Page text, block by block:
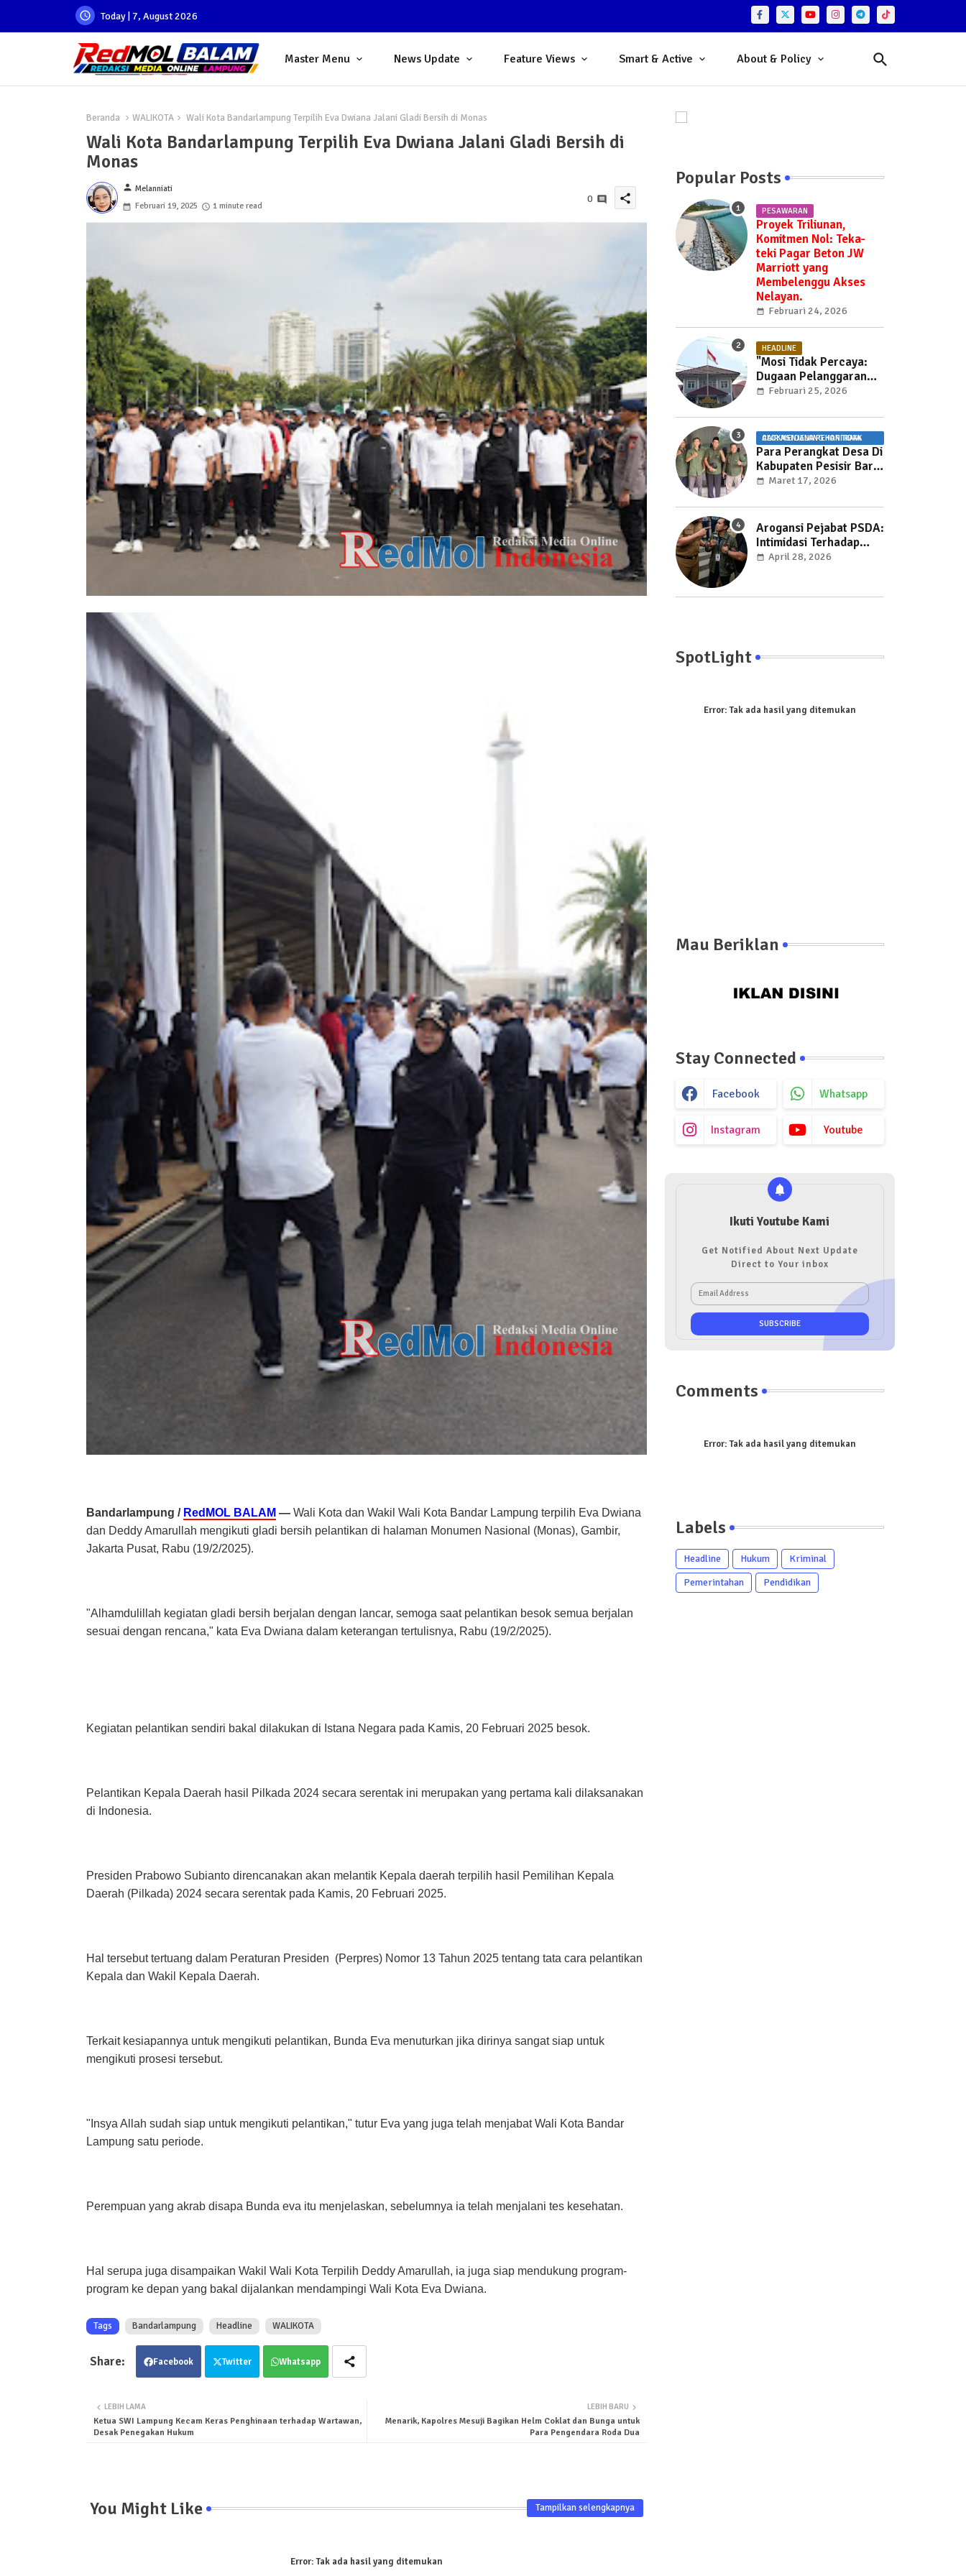
Today | 7, August 2026
Master Menu News Update Feature Views Smart & Active About & Policy
Beranda WALIKOTA Wali Kota Bandarlampung Terpilih Eva Dwiana Jalani Gladi Bersih di Monas
Wali Kota Bandarlampung Terpilih Eva Dwiana Jalani Gladi Bersih di
Monas
person Melanniati
Februari 19, 2025
1 minute read
0 share
Bandarlampung / RedMOL BALAM — Wali Kota dan Wakil Wali Kota Bandar Lampung terpilih Eva Dwiana
dan Deddy Amarullah mengikuti gladi bersih pelantikan di halaman Monumen Nasional (Monas), Gambir,
Jakarta Pusat, Rabu (19/2/2025).
"Alhamdulillah kegiatan gladi bersih berjalan dengan lancar, semoga saat pelantikan besok semua berjalan
sesuai dengan rencana," kata Eva Dwiana dalam keterangan tertulisnya, Rabu (19/2/2025).
Kegiatan pelantikan sendiri bakal dilakukan di Istana Negara pada Kamis, 20 Februari 2025 besok.
Pelantikan Kepala Daerah hasil Pilkada 2024 secara serentak ini merupakan yang pertama kali dilaksanakan
di Indonesia.
Presiden Prabowo Subianto direncanakan akan melantik Kepala daerah terpilih hasil Pemilihan Kepala
Daerah (Pilkada) 2024 secara serentak pada Kamis, 20 Februari 2025.
Hal tersebut tertuang dalam Peraturan Presiden (Perpres) Nomor 13 Tahun 2025 tentang tata cara pelantikan
Kepala dan Wakil Kepala Daerah.
Terkait kesiapannya untuk mengikuti pelantikan, Bunda Eva menuturkan jika dirinya sangat siap untuk
mengikuti prosesi tersebut.
"Insya Allah sudah siap untuk mengikuti pelantikan," tutur Eva yang juga telah menjabat Wali Kota Bandar
Lampung satu periode.
Perempuan yang akrab disapa Bunda eva itu menjelaskan, sebelumnya ia telah menjalani tes kesehatan.
Hal serupa juga disampaikan Wakil Wali Kota Terpilih Deddy Amarullah, ia juga siap mendukung program-
program ke depan yang bakal dijalankan mendampingi Wali Kota Eva Dwiana.
Tags Bandarlampung Headline WALIKOTA
Facebook Twitter Whatsapp
LEBIH BARU
Menarik, Kapolres Mesuji Bagikan Helm Coklat dan Bunga untuk
Para Pengendara Roda Dua
LEBIH LAMA
Ketua SWI Lampung Kecam Keras Penghinaan terhadap Wartawan,
Desak Penegakan Hukum
You Might Like Tampilkan selengkapnya
Error:Tak ada hasil yang ditemukan
Popular Posts
PESAWARAN
Proyek Triliunan,
Komitmen Nol: Teka-
teki Pagar Beton JW
Marriott yang
Membelenggu Akses
Nelayan.
Februari 24, 2026
HEADLINE
"Mosi Tidak Percaya:
Dugaan Pelanggaran
UU Pemasyarakatan
Layanan Publik di Rutan
Way Huwi."
Februari 25, 2026
ALOKASI DANA PEKON TIDAK CAIR MENJELANG HARI RAYA
Para Perangkat Desa Di
Kabupaten Pesisir Barat
Kecewa Karena ADP
Maret 17, 2026
Arogansi Pejabat PSDA:
Intimidasi Terhadap
Jurnalis Mengancam
April 28, 2026
SpotLight
Error:Tak ada hasil yang ditemukan
Mau Beriklan
Stay Connected
Facebook Whatsapp
Instagram Youtube
Ikuti Youtube Kami
Get Notified About Next Update
Direct to Your inbox
Comments
Error:Tak ada hasil yang ditemukan
Labels
Headline Hukum
Kriminal
Pemerintahan
Pendidikan